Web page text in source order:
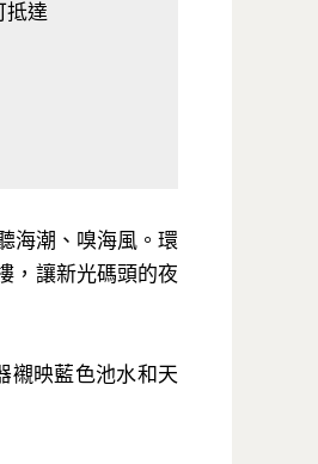
抵達
海潮、嗅海風。環
，讓新光碼頭的夜
襯映藍色池水和天